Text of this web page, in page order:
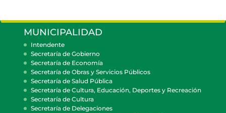
MUNICIPALIDAD
Intendente
Secretaría de Gobierno
Secretaría de Economía
Secretaría de Obras y Servicios Públicos
Secretaría de Salud Pública
Secretaría de Cultura, Educación, Deportes y Recreación
Secretaría de Cultura
Secretaría de Delegaciones